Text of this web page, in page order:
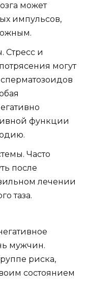
может
импульсов,
Стресс и
могут
функции
Часто
после
лечении
таза.
мужчин.
риска,
состоянием